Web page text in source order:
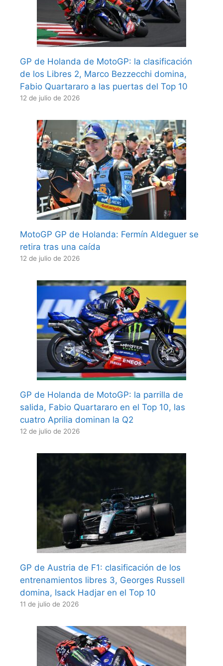
GP de Holanda de MotoGP: la clasificación
de los Libres 2, Marco Bezzecchi domina,
Fabio Quartararo a las puertas del Top 10
12 de julio de 2026
MotoGP GP de Holanda: Fermín Aldeguer se
retira tras una caída
12 de julio de 2026
GP de Holanda de MotoGP: la parrilla de
salida, Fabio Quartararo en el Top 10, las
cuatro Aprilia dominan la Q2
12 de julio de 2026
GP de Austria de F1: clasificación de los
entrenamientos libres 3, Georges Russell
domina, Isack Hadjar en el Top 10
11 de julio de 2026